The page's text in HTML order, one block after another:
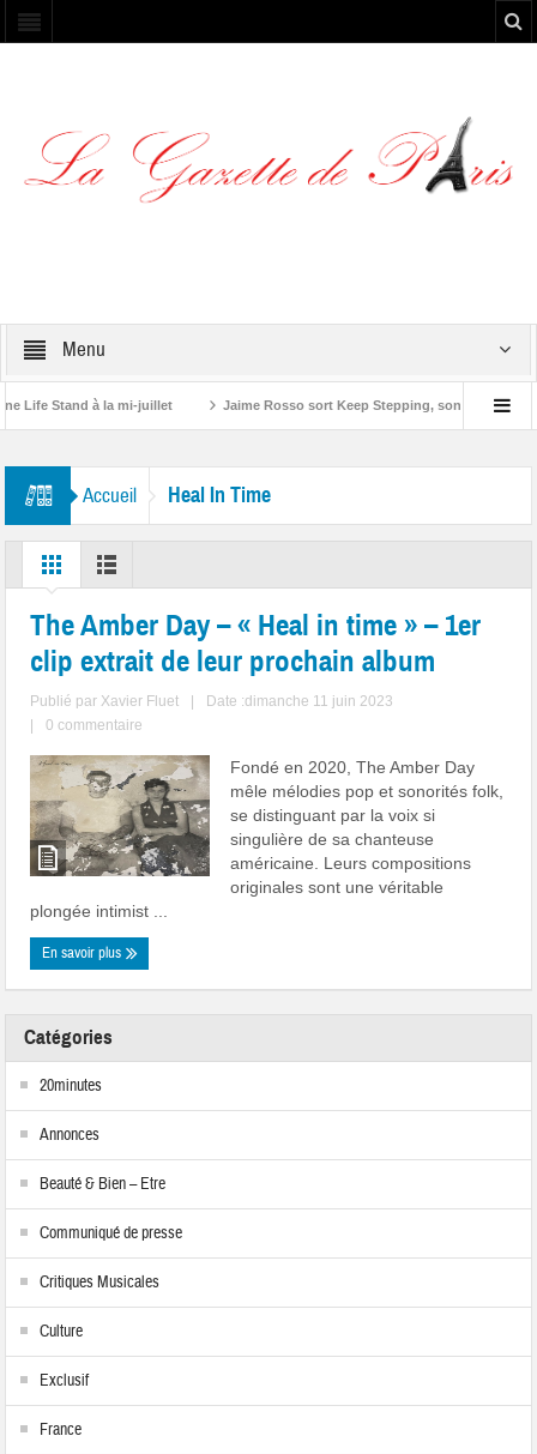
Menu
Life Stand à la mi-juillet Jaime Rosso sort Keep Stepping, son nouvel EP
Accueil Heal In Time
The Amber Day – « Heal in time » – 1er
clip extrait de leur prochain album
Publié par Xavier Fluet
Date :dimanche 11 juin 2023
0 commentaire
Fondé en 2020, The Amber Day
mêle mélodies pop et sonorités folk,
se distinguant par la voix si
singulière de sa chanteuse
américaine. Leurs compositions
originales sont une véritable
plongée intimist ...
En savoir plus
Catégories
20minutes
Annonces
Beauté & Bien – Etre
Communiqué de presse
Critiques Musicales
Culture
Exclusif
France